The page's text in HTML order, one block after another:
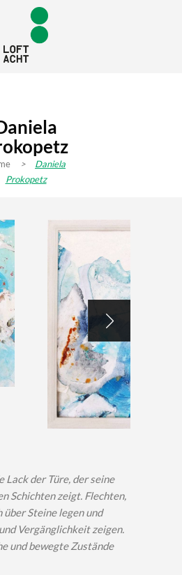
>
Daniela
Prokopetz
Lack der Türe, der seine
Schichten zeigt. Flechten,
über Steine legen und
Vergänglichkeit zeigen.
und bewegte Zustände